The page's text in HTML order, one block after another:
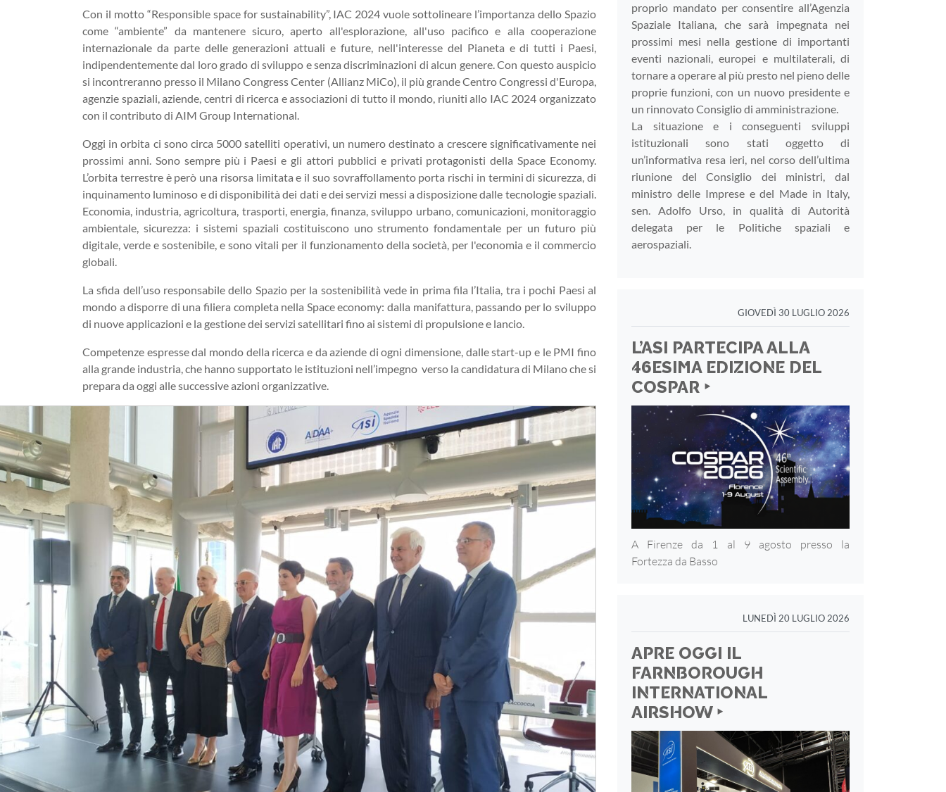
Con il motto “Responsible space for sustainability”, IAC 2024 vuole sottolineare l’importanza dello Spazio
come “ambiente” da mantenere sicuro, aperto all'esplorazione, all'uso pacifico e alla cooperazione
internazionale da parte delle generazioni attuali e future, nell'interesse del Pianeta e di tutti i Paesi,
indipendentemente dal loro grado di sviluppo e senza discriminazioni di alcun genere. Con questo auspicio
si incontreranno presso il Milano Congress Center (Allianz MiCo), il più grande Centro Congressi d'Europa,
agenzie spaziali, aziende, centri di ricerca e associazioni di tutto il mondo, riuniti allo IAC 2024 organizzato
con il contributo di AIM Group International.
Oggi in orbita ci sono circa 5000 satelliti operativi, un numero destinato a crescere significativamente nei
prossimi anni. Sono sempre più i Paesi e gli attori pubblici e privati protagonisti della Space Economy.
L’orbita terrestre è però una risorsa limitata e il suo sovraffollamento porta rischi in termini di sicurezza, di
inquinamento luminoso e di disponibilità dei dati e dei servizi messi a disposizione dalle tecnologie spaziali.
Economia, industria, agricoltura, trasporti, energia, finanza, sviluppo urbano, comunicazioni, monitoraggio
ambientale, sicurezza: i sistemi spaziali costituiscono uno strumento fondamentale per un futuro più
digitale, verde e sostenibile, e sono vitali per il funzionamento della società, per l'economia e il commercio
globali.
La sfida dell’uso responsabile dello Spazio per la sostenibilità vede in prima fila l’Italia, tra i pochi Paesi al
mondo a disporre di una filiera completa nella Space economy: dalla manifattura, passando per lo sviluppo
di nuove applicazioni e la gestione dei servizi satellitari fino ai sistemi di propulsione e lancio.
Competenze espresse dal mondo della ricerca e da aziende di ogni dimensione, dalle start-up e le PMI fino
alla grande industria, che hanno supportato le istituzioni nell’impegno verso la candidatura di Milano che si
prepara da oggi alle successive azioni organizzative.
proprio mandato per consentire all’Agenzia
Spaziale Italiana, che sarà impegnata nei
prossimi mesi nella gestione di importanti
eventi nazionali, europei e multilaterali, di
tornare a operare al più presto nel pieno delle
proprie funzioni, con un nuovo presidente e
un rinnovato Consiglio di amministrazione.
La situazione e i conseguenti sviluppi
istituzionali sono stati oggetto di
un’informativa resa ieri, nel corso dell’ultima
riunione del Consiglio dei ministri, dal
ministro delle Imprese e del Made in Italy,
sen. Adolfo Urso, in qualità di Autorità
delegata per le Politiche spaziali e
aerospaziali.
GIOVEDÌ 30 LUGLIO 2026
L’ASI PARTECIPA ALLA
46ESIMA EDIZIONE DEL
COSPAR ‣
A Firenze da 1 al 9 agosto presso la
Fortezza da Basso
LUNEDÌ 20 LUGLIO 2026
APRE OGGI IL
FARNBOROUGH
INTERNATIONAL
AIRSHOW ‣